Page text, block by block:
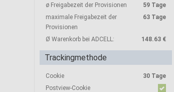
ø Freigabezeit der Provisionen
59 Tage
maximale Freigabezeit der
Provisionen
63 Tage
Ø Warenkorb bei ADCELL: 148.63 €
Trackingmethode
Cookie
30 Tage
Postview-Cookie